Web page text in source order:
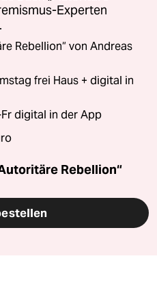
Experten
Rebellion“ von Andreas
frei Haus + digital in
digital in der App
Rebellion“